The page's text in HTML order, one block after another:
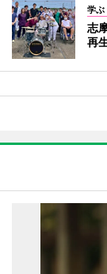
学ぶ
志
再